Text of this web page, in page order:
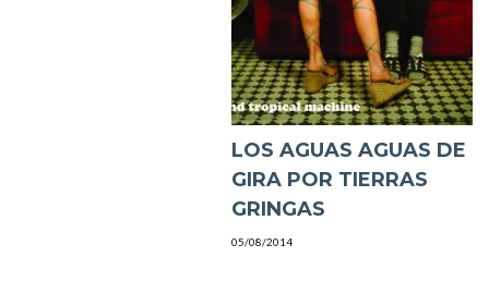
LOS AGUAS AGUAS DE
GIRA POR TIERRAS
GRINGAS
05/08/2014